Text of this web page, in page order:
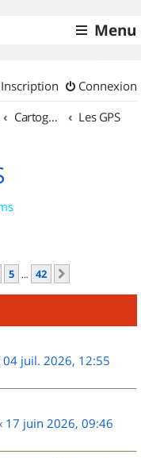
Menu
Connexion
Inscription
Cartographie et GPS Les GPS
5 … 42
04 juil. 2026, 12:55
17 juin 2026, 09:46